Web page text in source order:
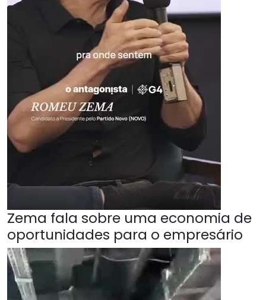
Zema fala sobre uma economia de
oportunidades para o empresário